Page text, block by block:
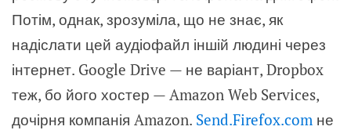
Потім, однак, зрозуміла, що не знає, як
надіслати цей аудіофайл іншій людині через
інтернет. Google Drive — не варіант, Dropbox
теж, бо його хостер — Amazon Web Services,
дочірня компанія Amazon. Send.Firefox.com не